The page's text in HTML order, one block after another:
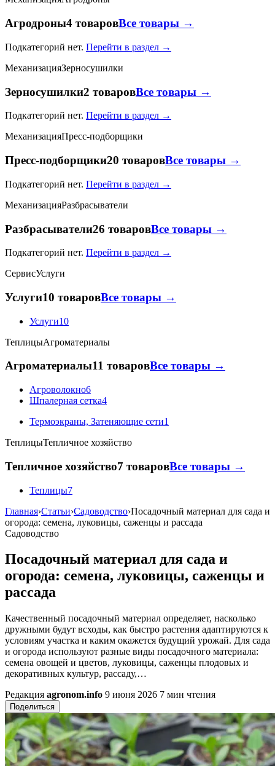
Агродроны4 товаровВсе товары →
Подкатегорий нет. Перейти в раздел →
МеханизацияЗерносушилки
Зерносушилки2 товаровВсе товары →
Подкатегорий нет. Перейти в раздел →
МеханизацияПресс-подборщики
Пресс-подборщики20 товаровВсе товары →
Подкатегорий нет. Перейти в раздел →
МеханизацияРазбрасыватели
Разбрасыватели26 товаровВсе товары →
Подкатегорий нет. Перейти в раздел →
СервисУслуги
Услуги10 товаровВсе товары →
Услуги10
ТеплицыАгроматериалы
Агроматериалы11 товаровВсе товары →
Агроволокно6
Шпалерная сетка4
Термоэкраны, Затеняющие сети1
ТеплицыТепличное хозяйство
Тепличное хозяйство7 товаровВсе товары →
Теплицы7
Главная›Статьи›Садоводство›Посадочный материал для сада и
огорода: семена, луковицы, саженцы и рассада
Садоводство
Посадочный материал для сада и
огорода: семена, луковицы, саженцы и
рассада
Качественный посадочный материал определяет, насколько
дружными будут всходы, как быстро растения адаптируются к
условиям участка и каким окажется будущий урожай. Для сада
и огорода используют разные виды посадочного материала:
семена овощей и цветов, луковицы, саженцы плодовых и
декоративных культур, рассаду,…
Редакция agronom.info 9 июня 2026 7 мин чтения
Поделиться